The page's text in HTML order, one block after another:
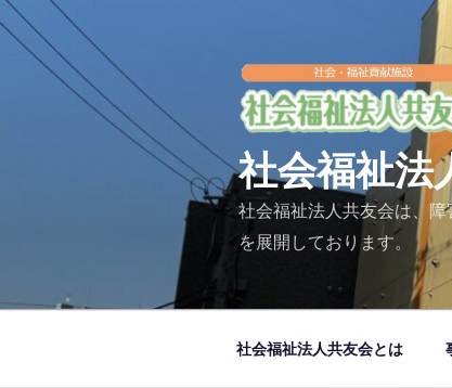
コ
ン
社会福祉法
社会福祉法人共友会は、
を展開しております。
社会福祉法人共友会とは